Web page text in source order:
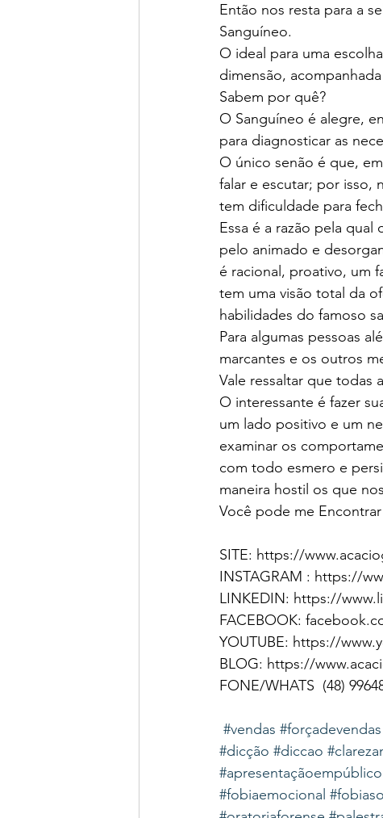
Então nos resta para a
Sanguíneo.
O ideal para uma
dimensão,
Sabem por quê?
O Sanguíneo é alegre,
para diagnosticar as
O único senão é que,
falar e escutar; por isso,
tem dificuldade para
Essa é a razão pela
pelo animado e
é racional, proativo, um
tem uma visão total da
habilidades do famoso
Para algumas pessoas
marcantes e os outros
Vale ressaltar que todas
O interessante é fazer
um lado positivo e um
examinar os
com todo esmero e
maneira hostil os que
Você pode me
SITE: https://
INSTAGRAM : https://
LINKEDIN: https://
FACEBOOK:
YOUTUBE: https://
BLOG: https://
FONE/WHATS  (48)
#vendas #forçadevendas
#dicção #diccao
#apresentaçãoempúblico
#fobiaemocional